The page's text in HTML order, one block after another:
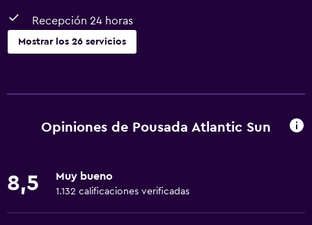
Recepción 24 horas
Mostrar los 26 servicios
Wifi gratis
Toallas
Opiniones de Pousada Atlantic Sun
8,5 Muy bueno
1.132 calificaciones verificadas